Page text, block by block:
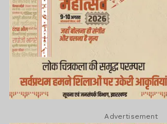
Advertisement